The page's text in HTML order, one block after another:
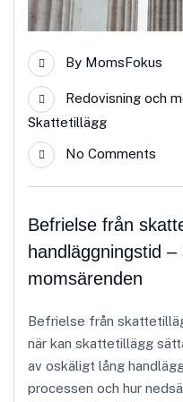
By MomsFokus
Redovisning och
Skattetillägg
No Comments
Befrielse från
handläggningstid
momsärenden
Befrielse från
när kan skattetillägg
av oskäligt lång
processen och hur